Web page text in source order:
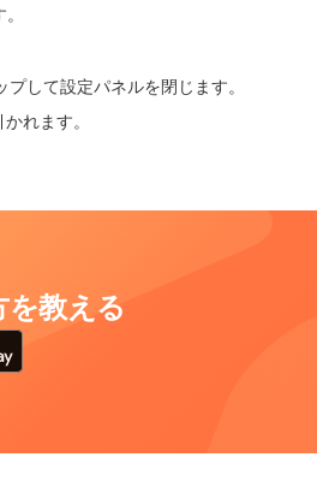
プして設定パネルを閉じます。
れます。
教える